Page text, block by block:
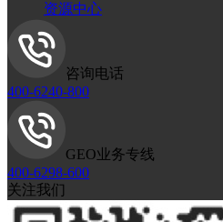
资源中心
咨询电话
400-6240-800
GEO业务专线
400-6298-600
关注我们